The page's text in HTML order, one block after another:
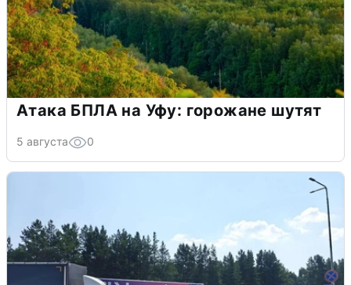
Атака БПЛА на Уфу: горожане шутят
5 августа 0